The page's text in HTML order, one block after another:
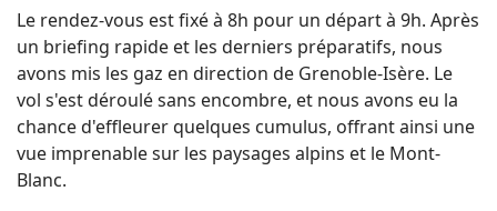
Le rendez-vous est fixé à 8h pour un départ à 9h. Après
un briefing rapide et les derniers préparatifs, nous
avons mis les gaz en direction de Grenoble-Isère. Le
vol s'est déroulé sans encombre, et nous avons eu la
chance d'effleurer quelques cumulus, offrant ainsi une
vue imprenable sur les paysages alpins et le Mont-
Blanc.